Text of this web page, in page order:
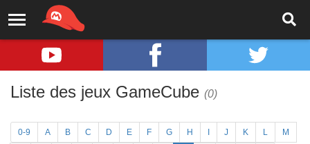
Liste des jeux GameCube (0)
0-9 A B C D E F G H J K L M